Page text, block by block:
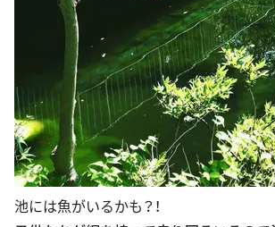
池には魚がいるかも？！
子供たちが網を持って走り回るいるので